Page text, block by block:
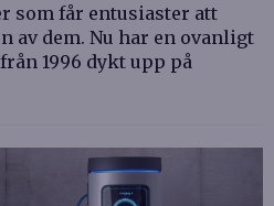
som får entusiaster att
av dem. Nu har en ovanligt
1996 dykt upp på